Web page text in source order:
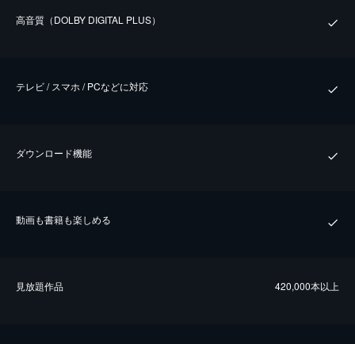
⾼⾳質（DOLBY DIGITAL PLUS）
テレビ / スマホ / PCなどに対応
ダウンロード機能
動画も書籍も楽しめる
⾒放題作品 420,000本以上